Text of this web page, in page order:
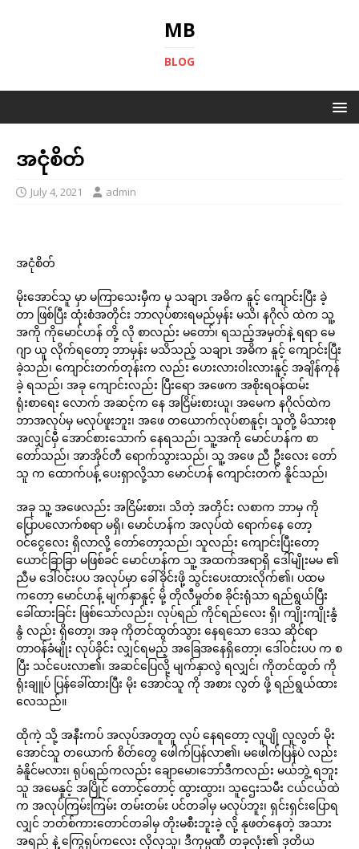
MB
BLOG
အငုံစိတ်
July 4, 2021 admin
အငုံစိတ်
မိုးအောင်သူ မှာ မကြာသေးမှီက မှ သချာၤ အဓိက နူင့် ကျောင်းပြီး ခဲ့
တာ ဖြစ်ပြီး ထုံးစံအတိုင်း ဘာလုပ်စားရမည်မှန်း မသိ၊ နဂိုလ် ထဲက သူ့
အကို ကိုမောင်ဟန် တို့ လို စာလည်း မတော်၊ ရသည့်အမှတ်နဲ့ ရရာ မေ
ဂျာ ယူ လိုက်ရတော့ ဘာမှန်း မသိသည့် သချာၤ အဓိက နူင့် ကျောင်းပြီး
ခဲ့သည်၊ ကျောင်းတက်တုန်းက လည်း ဟေးလားဝါးလားနူင့် အချိန်ကုန်
ခဲ့ ရသည်၊ အခု ကျောင်းလည်း ပြီးရော အဖေက အစိုးရဝန်ထမ်း
ရုံးစာရေး လောက် အဆင့်က နေ အငြိမ်းစားယူ၊ အမေက နဂိုလ်ထဲက
ဘာအလုပ်မှ မလုပ်ဖူးဘူး၊ အဖေ တယောက်လုပ်စာနူင့်၊ သူတို့ မိသားစု
အလျှင်မှီ အောင်စားသောက် နေရသည်၊ သူ့အကို မောင်ဟန်က စာ
တော်သည်၊ အာအိုင်တီ ရောက်သွားသည်၊ သူ့ အဖေ ညီ ဦးလေး တော်
သူ က ထောက်ပန့် ပေးရှာလို့သာ မောင်ဟန် ကျောင်းတက် နိူင်သည်၊
အခု သူ့ အဖေလည်း အငြိမ်းစား၊ သိတဲ့ အတိုင်း လစာက ဘာမှ ကို
ပြောပလောက်စရာ မရှိ၊ မောင်ဟန်က အလုပ်ထဲ ရောက်နေ တော့
ဝင်ငွေလေး ရှိလာလို့ တော်တော့သည်၊ သူလည်း ကျောင်းပြီးတော့
ယောင်ခြာခြာ မဖြစ်ခင် မောင်ဟန်က သူ့ အထက်အရာရှိ ဒေါ်မျိုးမမ ၏
ညီမ ဒေါ်ဝင်းပပ အလုပ်မှာ ခေါ်ခိုင်းဖို့ သွင်းပေးထားလိုက်၏၊ ပထမ
ကတော့ မောင်ဟန့် မျက်နှာနူင့် မို့ တိုလီမှုတ်စ ခိုင်းရုံသာ ရည်ရွယ်ပြီး
ခေါ်ထားခြင်း ဖြစ်သော်လည်း၊ လုပ်ရည် ကိုင်ရည်လေး ရှိ၊ ကျိုးကျိုးနွံ
နွံ လည်း ရှိတော့၊ အခု ကိုတင်ထွတ်သွား နေရသော ဒေသ ဆိုင်ရာ
တာဝန်ခံမျိုး လုပ်ခိုင်း လျှင်ရမည့် အခြေအနေရှိတော့၊ ဒေါ်ဝင်းပပ က စ
ပြီး သင်ပေးလာ၏၊ အဆင်ပြေလို့ မျက်နှာလွဲ ရလျှင်၊ ကိုတင်ထွတ် ကို
ရုံးချူပ် ပြန်ခေါ်ထားပြီး မိုး အောင်သူ ကို အစား လွတ် ဖို့ ရည်ရွယ်ထား
လေသည်။
ထိုကဲ့ သို့ အနီးကပ် အလုပ်အတူတူ လုပ် နေရတော့ လူပျို လူလွတ် မိုး
အောင်သူ တယောက် စိတ်တွေ ဖေါက်ပြန်လာ၏၊ မဖေါက်ပြန်ပဲ လည်း
ခံနိူင်မလား၊ ရုပ်ရည်ကလည်း ချောမော၊ဘော်ဒီကလည်း မယ်ဘွဲ့ ရဘူး
သူ အမေနူင့် အပြိုင် တောင့်တောင့် ထွားထွား၊ သူဌေးသမီး ငယ်ငယ်ထဲ
က အလုပ်ကြမ်းကြမ်း တမ်းတမ်း ပင်တခါမှ မလုပ်ဘူး၊ ရှင်းရှင်းပြောရ
လျှင် ဘတ်စ်ကားတောင်တခါမှ တိုးမစီးဘူးခဲ့ လို့ နုဖတ်နေတဲ့ အသား
အရည် နဲ့ ကြွေရုပ်ကလေး လိုလှသူ၊ ဒီကုမ္ပဏီ တခုလုံး၏ ဒုတိယ